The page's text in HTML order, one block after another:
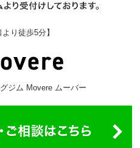
より徒歩5分】
ジム Movere ムーバー